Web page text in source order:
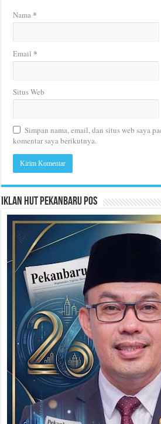
Nama *
Email *
Situs Web
Simpan nama, email, dan situs web saya
komentar saya berikutnya.
Iklan HUT Pekanbaru Pos